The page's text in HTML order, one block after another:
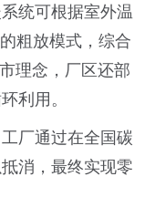
统可根据室外温
粗放模式，综合
理念，厂区还部
利用。
厂通过在全国碳
消，最终实现零